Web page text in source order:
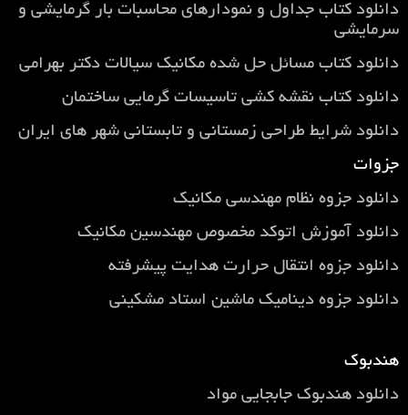
دانلود کتاب جداول و نمودارهای محاسبات بار گرمایشی و
سرمایشی
دانلود کتاب مسائل حل شده مکانیک سیالات دکتر بهرامی
دانلود کتاب نقشه کشی تاسیسات گرمایی ساختمان
دانلود شرایط طراحی زمستانی و تابستانی شهر های ایران
جزوات
دانلود جزوه نظام مهندسی مکانیک
دانلود آموزش اتوکد مخصوص مهندسین مکانیک
دانلود جزوه انتقال حرارت هدایت پیشرفته
دانلود جزوه دینامیک ماشین استاد مشکینی
هندبوک
دانلود هندبوک جابجایی مواد